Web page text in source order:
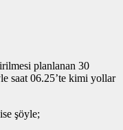
planlanan 30
saat 06.25’te kimi yollar
şöyle;